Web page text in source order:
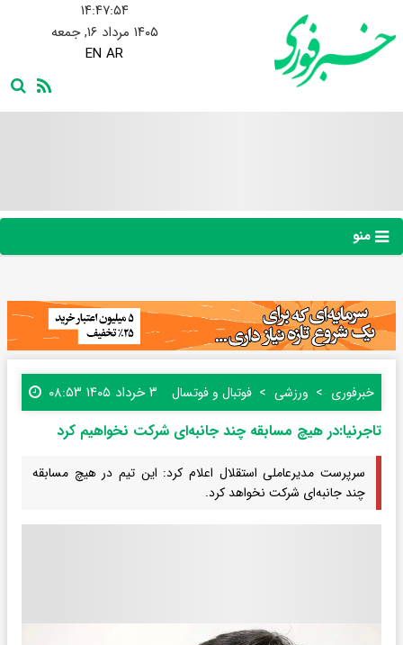
۱۴:۴۷:۵۵
۱۴۰۵ مرداد ۱۶, جمعه
EN AR
منو
خبرفوری ورزشی فوتبال و فوتسال ۳ خرداد ۱۴۰۵ ۰۸:۵۳
تاجرنیا:در هیچ مسابقه چند جانبه‌ای شرکت نخواهیم کرد
سرپرست مدیرعاملی استقلال اعلام کرد: این تیم در هیچ مسابقه
چند جانبه‌ای شرکت نخواهد کرد.